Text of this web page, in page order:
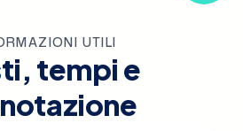
UTILI
tempi e